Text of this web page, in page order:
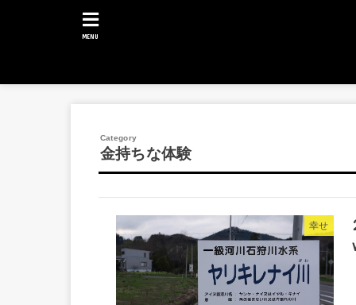
MENU
金持ちな体験
幸せ